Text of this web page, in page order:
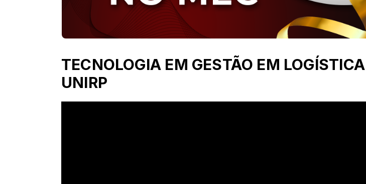
TECNOLOGIA EM GESTÃO EM LOGÍSTICA |
UNIRP